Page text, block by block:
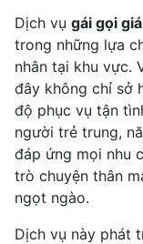
Dịch vụ gái gọi
trong những lựa
nhân tại khu vực.
đây không chỉ sở
độ phục vụ tận
người trẻ trung,
đáp ứng mọi nhu
trò chuyện thân
ngọt ngào.
Dịch vụ này phát